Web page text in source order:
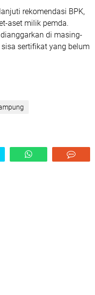
rekomendasi BPK,
aset milik pemda.
di masing-
sertifikat yang belum